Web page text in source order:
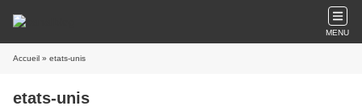
MENU
Accueil » etats-unis
etats-unis